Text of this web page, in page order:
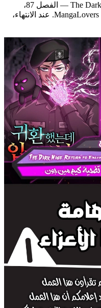
أنت تقرأ The Dark Mage’s Return to Enlistment — الفصل 87،
عند الانتهاء،